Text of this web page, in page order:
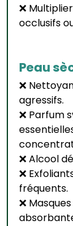
❌
occlusifs
Peau
❌
agressifs.
❌ Parfum
❌ Alcool
❌
fréquents.
❌